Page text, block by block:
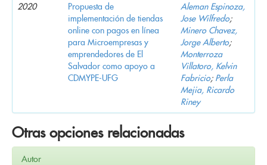
2020
Propuesta de
implementación de tiendas
online con pagos en línea
para Microempresas y
emprendedores de El
Salvador como apoyo a
CDMYPE-UFG
Aleman Espinoza,
Jose Wilfredo;
Minero Chavez,
Jorge Alberto;
Monterroza
Villatoro, Kelvin
Fabricio; Perla
Mejia, Ricardo
Riney
Otras opciones relacionadas
Autor